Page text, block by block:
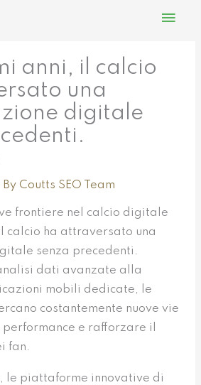
anni, il calcio
una
digitale
By Coutts SEO Team
frontiere nel calcio digitale
calcio ha attraversato una
senza precedenti.
dati avanzate alla
mobili dedicate, le
costantemente nuove vie
e rafforzare il
fan.
le piattaforme innovative di